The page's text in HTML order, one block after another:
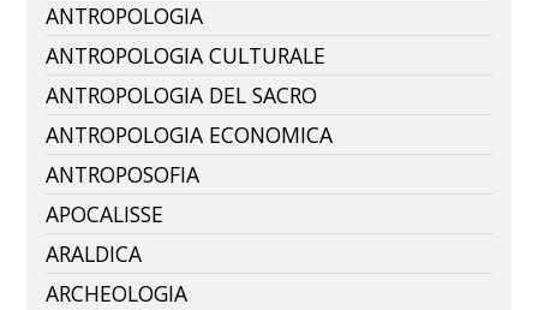
ANTROPOLOGIA
ANTROPOLOGIA CULTURALE
ANTROPOLOGIA DEL SACRO
ANTROPOLOGIA ECONOMICA
ANTROPOSOFIA
APOCALISSE
ARALDICA
ARCHEOLOGIA